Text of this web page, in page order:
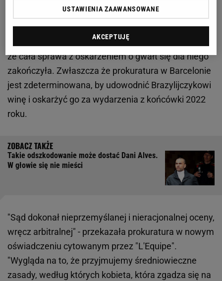
"Średniowieczne zasady"
Uniewinnienie Alvesa przez sąd
że cała sprawa z oskarżeniem o gwałt się dla niego
zakończyła. Zwłaszcza że prokuratura w Barcelonie
jest zdeterminowana, by udowodnić Brazylijczykowi
winę i oskarżyć go za wydarzenia z końcówki 2022
roku.
Takie odszkodowanie może dostać Dani Alves.
W głowie się nie mieści
"Sąd dokonał nieprzemyślanej i nieracjonalnej oceny,
wręcz arbitralnej" - przekazała prokuratura w nowym
oświadczeniu cytowanym przez "L'Equipe".
"Wygląda na to, że przyjmujemy średniowieczne
zasady, według których kobieta, która zgadza się na
USTAWIENIA ZAAWANSOWANE
AKCEPTUJĘ